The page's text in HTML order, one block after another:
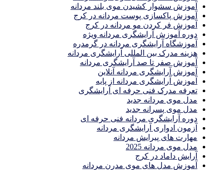
آموزش سشوار کشیدن موی بلند مردانه
آموزش پاکسازی پوست مردانه در کرج
آموزش فر کردن مو مردانه در کرج
دوره آموزش آرایشگری مردانه ویژه
آموزشگاه آرایشگری مردانه در گرمدره
هزینه مدرک بین المللی آرایشگری مردانه
آموزش صفر تا صد آرایشگری مردانه
آموزش آرایشگری مردانه آنلاین
آموزش آرایشگری مردانه از پایه
تعرفه مدرک فنی حرفه ای آرایشگری
مدل موی مردانه جدید
مدل موی پسرانه جدید
دوره آرایشگری مردانه فنی حرفه ای
آزمون ادواری آرایشگری مردانه
مهارت های پیرایش مردانه
مدل موی مردانه 2025
آرایش داماد در کرج
آموزش مدل های موی مدرن مردانه